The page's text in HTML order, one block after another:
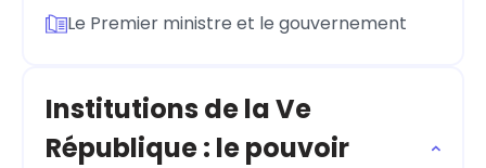
Le Premier ministre et le gouvernement
Institutions de la Ve
République : le pouvoir